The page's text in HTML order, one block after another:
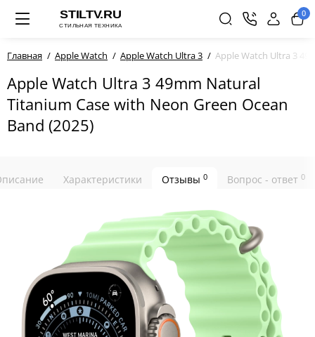
0
Главная Apple Watch Apple Watch Ultra 3 Apple Watch Ultra 3
Apple Watch Ultra 3 49mm Natural
Titanium Case with Neon Green Ocean
Band (2025)
Характеристики Отзывы 0 Вопрос - ответ 0